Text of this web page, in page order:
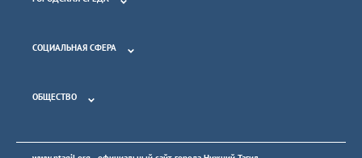
СОЦИАЛЬНАЯ СФЕРА
ОБЩЕСТВО